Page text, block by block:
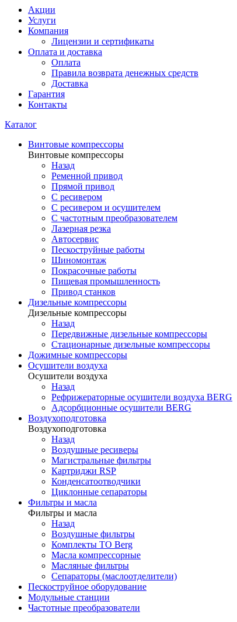
Акции
Услуги
Компания
Лицензии и сертификаты
Оплата и доставка
Оплата
Правила возврата денежных средств
Доставка
Гарантия
Контакты
Каталог
Винтовые компрессоры
Винтовые компрессоры
Назад
Ременной привод
Прямой привод
С ресивером
С ресивером и осушителем
С частотным преобразователем
Лазерная резка
Автосервис
Пескоструйные работы
Шиномонтаж
Покрасочные работы
Пищевая промышленность
Привод станков
Дизельные компрессоры
Дизельные компрессоры
Назад
Передвижные дизельные компрессоры
Стационарные дизельные компрессоры
Дожимные компрессоры
Осушители воздуха
Осушители воздуха
Назад
Рефрижераторные осушители воздуха BERG
Адсорбционные осушители BERG
Воздухоподготовка
Воздухоподготовка
Назад
Воздушные ресиверы
Магистральные фильтры
Картриджи RSP
Конденсатоотводчики
Циклонные сепараторы
Фильтры и масла
Фильтры и масла
Назад
Воздушные фильтры
Комплекты ТО Berg
Масла компрессорные
Масляные фильтры
Сепараторы (маслоотделители)
Пескоструйное оборудование
Модульные станции
Частотные преобразователи